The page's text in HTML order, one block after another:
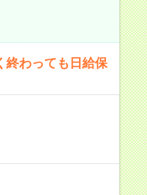
終わっても日給保